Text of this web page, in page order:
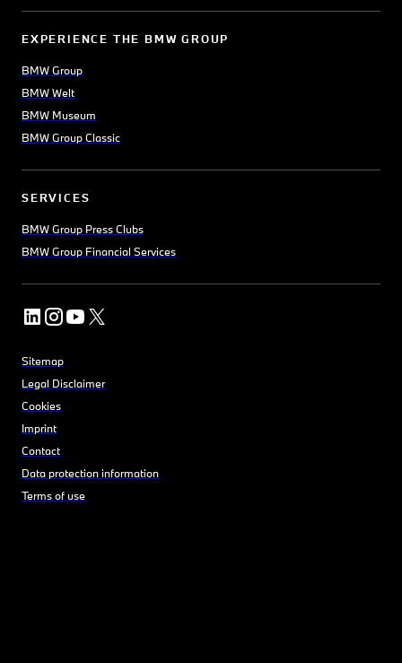
EXPERIENCE THE BMW GROUP
BMW Group
BMW Welt
BMW Museum
BMW Group Classic
SERVICES
BMW Group Press Clubs
BMW Group Financial Services
Sitemap
Legal Disclaimer
Cookies
Imprint
Contact
Data protection information
Terms of use